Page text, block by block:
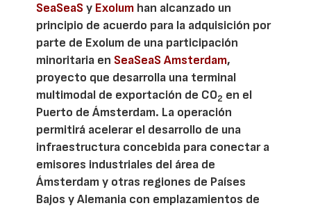
SeaSeaSy Exolum han alcanzado un
principio de acuerdo para la adquisición por
parte de Exolum de una participación
minoritaria en SeaSeaS Amsterdam,
proyecto que desarrolla una terminal
multimodal de exportación de CO2 en el
Puerto de Ámsterdam. La operación
permitirá acelerar el desarrollo de una
infraestructura concebida para conectar a
emisores industriales del área de
Ámsterdam y otras regiones de Países
Bajos y Alemania con emplazamientos de